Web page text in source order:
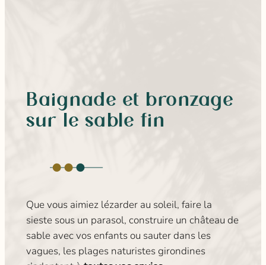
Baignade et bronzage
sur le sable fin
Que vous aimiez lézarder au soleil, faire la
sieste sous un parasol, construire un château de
sable avec vos enfants ou sauter dans les
vagues, les plages naturistes girondines